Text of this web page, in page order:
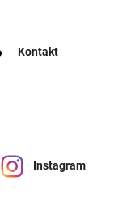
Kontakt
Instagram